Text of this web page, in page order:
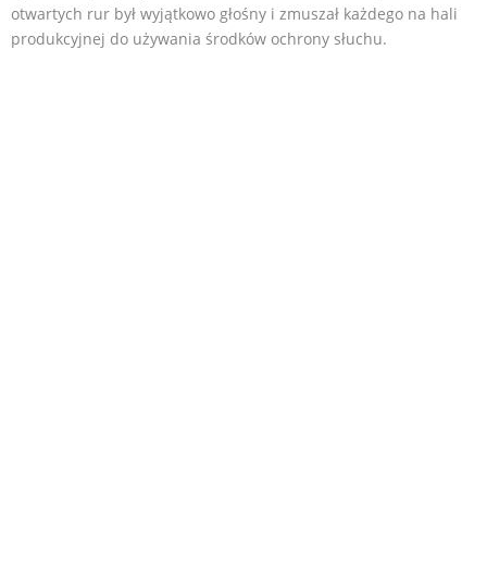
otwartych rur był wyjątkowo głośny i zmuszał każdego na hali
produkcyjnej do używania środków ochrony słuchu.